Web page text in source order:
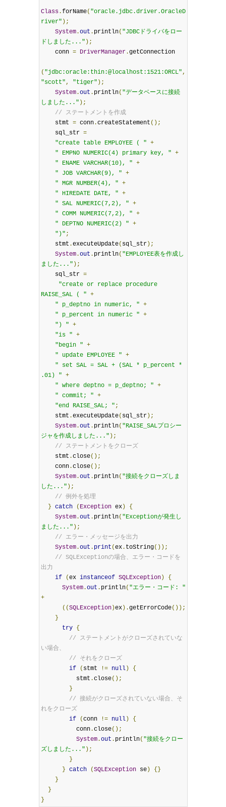
Class.forName( "oracle.jdbc.driver.OracleD
river" );
System.out . println( "JDBCドライバをロー
ドしました..." );
    conn
= DriverManager.getConnection
( "jdbc:oracle:thin:@localhost:1521:ORCL",
"scott", "tiger" );
System.out . println( "データベースに接続
しました..." );
// ステートメントを作成
    stmt
= conn.createStatement ();
    sql_str
=
"create table EMPLOYEE ( " +
" EMPNO NUMERIC(4) primary key, " +
" ENAME VARCHAR(10), " +
" JOB VARCHAR(9), " +
" MGR NUMBER(4), " +
" HIREDATE DATE, " +
" SAL NUMERIC(7,2), " +
" COMM NUMERIC(7,2), " +
" DEPTNO NUMERIC(2) " +
")" ;
    stmt
.executeUpdate( sql_str);
System.out . println( "EMPLOYEE表を作成し
ました..." );
    sql_str
=
"create or replace procedure
RAISE_SAL ( " +
" p_deptno in numeric, " +
" p_percent in numeric " +
") " +
"is " +
"begin " +
" update EMPLOYEE " +
" set SAL = SAL + (SAL * p_percent *
.01) " +
" where deptno = p_deptno; " +
" commit; " +
"end RAISE_SAL; " ;
    stmt
.executeUpdate( sql_str);
System.out . println( "RAISE_SALプロシー
ジャを作成しました..." );
// ステートメントをクローズ
    stmt
.close();
    conn
.close();
System.out . println( "接続をクローズしま
した..." );
// 例外を処理
} catch ( Exception ex)
{
System.out . println( "Exceptionが発生し
ました..." );
// エラー・メッセージを出力
System.out . print (ex. toString());
// SQLExceptionの場合、エラー・コードを
出力
if
(ex instanceof SQLException)
{
System.out . println( "エラー・コード: "
+
((SQLException)ex).getErrorCode());
}
try
{
// ステートメントがクローズされていな
い場合、
// それをクローズ
if
( stmt != null)
{
          stmt
.close();
}
// 接続がクローズされていない場合、そ
れをクローズ
if
(conn != null)
{
          conn
.close();
System.out . println( "接続をクロー
ズしました..." );
}
} catch (SQLException se)
{}
}
}
}